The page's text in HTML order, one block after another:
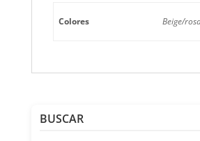
Colores Beige/
BUSCAR